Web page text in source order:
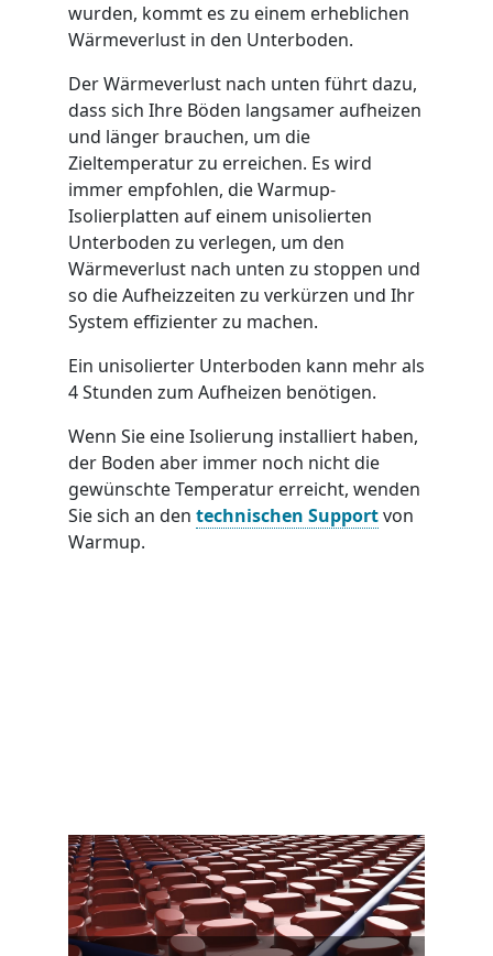
wurden, kommt es zu einem erheblichen
Wärmeverlust in den Unterboden.
Der Wärmeverlust nach unten führt dazu,
dass sich Ihre Böden langsamer aufheizen
und länger brauchen, um die
Zieltemperatur zu erreichen. Es wird
immer empfohlen, die Warmup-
Isolierplatten auf einem unisolierten
Unterboden zu verlegen, um den
Wärmeverlust nach unten zu stoppen und
so die Aufheizzeiten zu verkürzen und Ihr
System effizienter zu machen.
Ein unisolierter Unterboden kann mehr als
4 Stunden zum Aufheizen benötigen.
Wenn Sie eine Isolierung installiert haben,
der Boden aber immer noch nicht die
gewünschte Temperatur erreicht, wenden
Sie sich an den technischen Supportvon
Warmup.